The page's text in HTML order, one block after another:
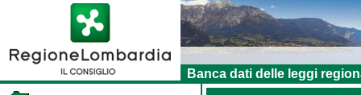
Banca dati delle leggi